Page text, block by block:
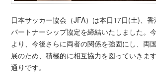
日本サッカー協会（JFA）は本日17日(土)、
パートナーシップ協定を締結いたしました。
より、今後さらに両者の関係を強固にし、両
展のため、積極的に相互協力を図っていきま
通りです。